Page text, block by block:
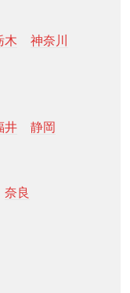
木
神奈川
井 静岡
奈良